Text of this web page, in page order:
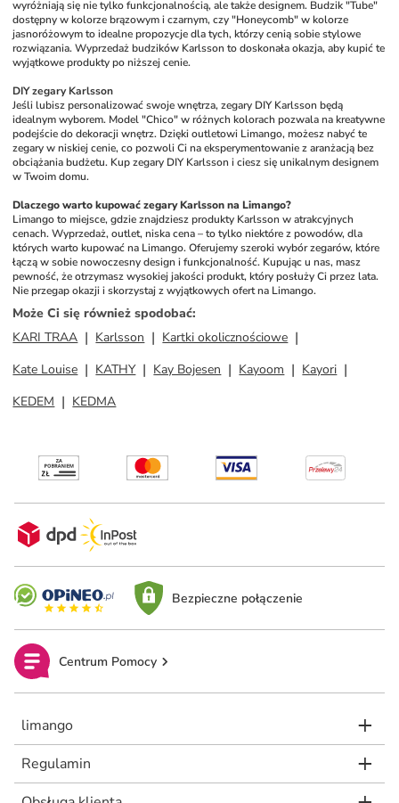
wyróżniają się nie tylko funkcjonalnością, ale także designem. Budzik "Tube"
dostępny w kolorze brązowym i czarnym, czy "Honeycomb" w kolorze
jasnoróżowym to idealne propozycje dla tych, którzy cenią sobie stylowe
rozwiązania. Wyprzedaż budzików Karlsson to doskonała okazja, aby kupić te
wyjątkowe produkty po niższej cenie.
DIY zegary Karlsson
Jeśli lubisz personalizować swoje wnętrza, zegary DIY Karlsson będą
idealnym wyborem. Model "Chico" w różnych kolorach pozwala na kreatywne
podejście do dekoracji wnętrz. Dzięki outletowi Limango, możesz nabyć te
zegary w niskiej cenie, co pozwoli Ci na eksperymentowanie z aranżacją bez
obciążania budżetu. Kup zegary DIY Karlsson i ciesz się unikalnym designem
w Twoim domu.
Dlaczego warto kupować zegary Karlsson na Limango?
Limango to miejsce, gdzie znajdziesz produkty Karlsson w atrakcyjnych
cenach. Wyprzedaż, outlet, niska cena – to tylko niektóre z powodów, dla
których warto kupować na Limango. Oferujemy szeroki wybór zegarów, które
łączą w sobie nowoczesny design i funkcjonalność. Kupując u nas, masz
pewność, że otrzymasz wysokiej jakości produkt, który posłuży Ci przez lata.
Nie przegap okazji i skorzystaj z wyjątkowych ofert na Limango.
Może Ci się również spodobać:
KARI TRAA
Karlsson
Kartki okolicznościowe
Kate Louise
KATHY Kay Bojesen Kayoom
Kayori
KEDEM
KEDMA
Bezpieczne połączenie
Centrum Pomocy
limango
Regulamin